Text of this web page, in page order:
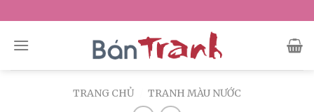
to
content
TRANG CHỦ TRANH MÀU NƯỚC